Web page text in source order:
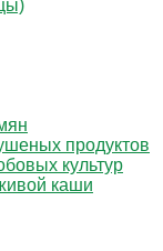
продуктов
культур
каши